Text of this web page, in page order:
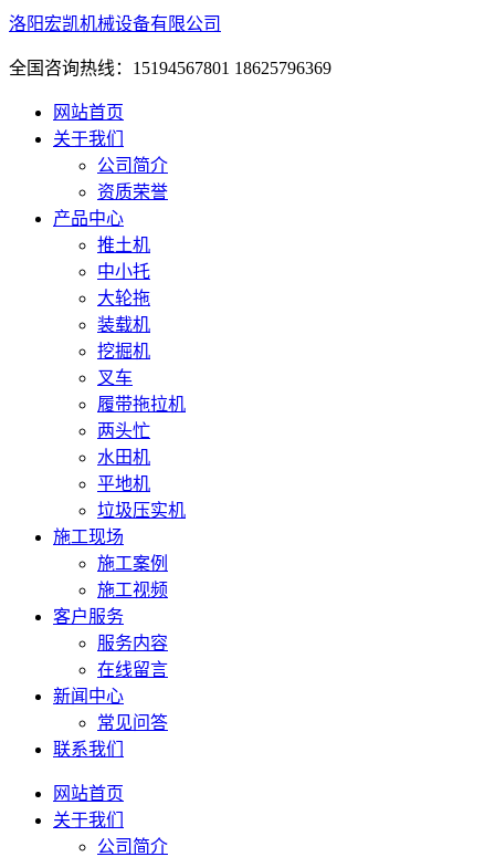
洛阳宏凯机械设备有限公司
全国咨询热线：15194567801 18625796369
网站首页
关于我们
公司简介
资质荣誉
产品中心
推土机
中小托
大轮拖
装载机
挖掘机
叉车
履带拖拉机
两头忙
水田机
平地机
垃圾压实机
施工现场
施工案例
施工视频
客户服务
服务内容
在线留言
新闻中心
常见问答
联系我们
网站首页
关于我们
公司简介